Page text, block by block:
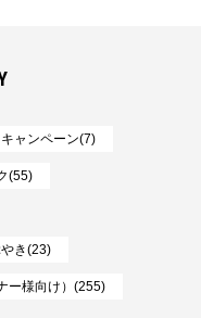
ャンペーン(7)
(55)
き(23)
ー様向け）(255)